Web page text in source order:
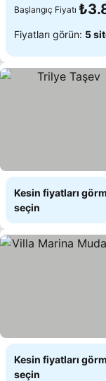
Başlangıç Fiyatı
Fiyatları görün: 5
Kesin fiyatları
seçin
Kesin fiyatları
seçin